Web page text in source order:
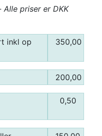
Alle priser er DKK
inkl op
350,00
200,00
0,50